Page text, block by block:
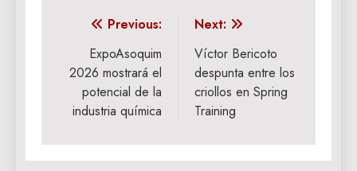
Navegación
entradas
Previous:
ExpoAsoquim
2026 mostrará el
potencial de la
industria química
Next:
Víctor Bericoto
despunta entre los
criollos en Spring
Training